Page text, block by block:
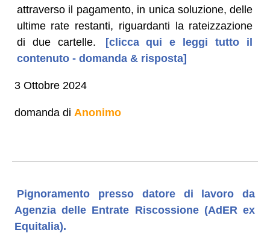
attraverso il pagamento, in unica soluzione, delle
ultime rate restanti, riguardanti la rateizzazione
di due cartelle.
[clicca qui e leggi tutto il
contenuto - domanda & risposta]
3 Ottobre 2024
domanda di Anonimo
Pignoramento presso datore di lavoro da
Agenzia delle Entrate Riscossione (AdER ex
Equitalia).